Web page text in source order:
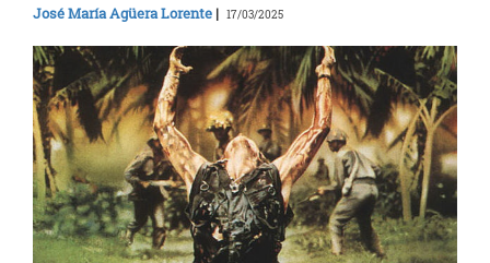
José María Agüera Lorente | 17/03/2025